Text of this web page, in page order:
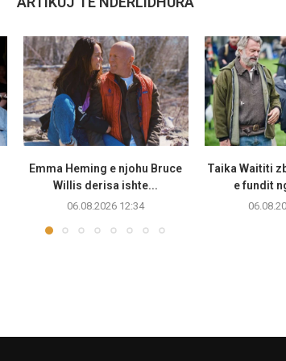
Emma Heming e njohu Bruce
Willis derisa ishte...
06.08.2026 12:34
Taika Waititi
e fundit